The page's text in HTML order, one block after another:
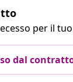
per il
dal